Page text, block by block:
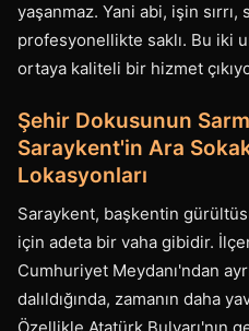
yaşanmaz. Yani abi, işin sırrı,
profesyonellikte saklı. Bu iki
ortaya kaliteli bir hizmet
Şehir Dokusunun
Saraykent'in Ara
Lokasyonları
Saraykent, başkentin
için adeta bir vaha gibidir.
Cumhuriyet Meydanı'ndan
dalıldığında, zamanın daha